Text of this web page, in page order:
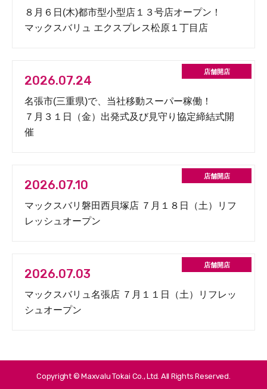
８月６日(木)都市型小型店１３号店オープン！
マックスバリュ エクスプレス松原１丁目店
2026.07.24
名張市(三重県)で、当社移動スーパー稼働！
７月３１日（金）出発式及び見守り協定締結式開
催
2026.07.10
マックスバリ磐田西貝塚店 ７月１８日（土）リフ
レッシュオープン
2026.07.03
マックスバリュ名張店 ７月１１日（土）リフレッ
シュオープン
Copyright © Maxvalu Tokai Co., Ltd. All Rights Reserved.